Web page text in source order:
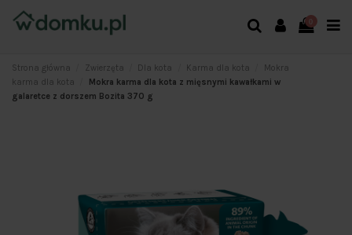
Strona główna Zwierzęta Dla kota Karma dla kota
Mokra
karma dla kota
Mokra karma dla kota z mięsnymi kawałkami w
galaretce z dorszem Bozita 370 g